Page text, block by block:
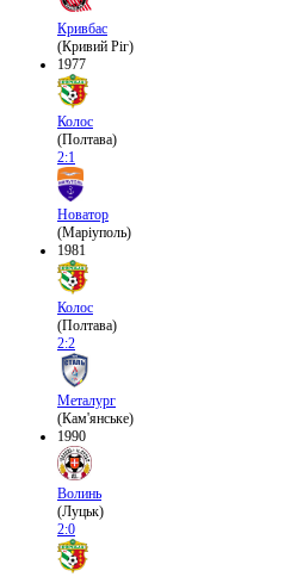
Кривбас
(Кривий Ріг)
1977
Колос
(Полтава)
2:1
Новатор
(Маріуполь)
1981
Колос
(Полтава)
2:2
Металург
(Кам'янське)
1990
Волинь
(Луцьк)
2:0